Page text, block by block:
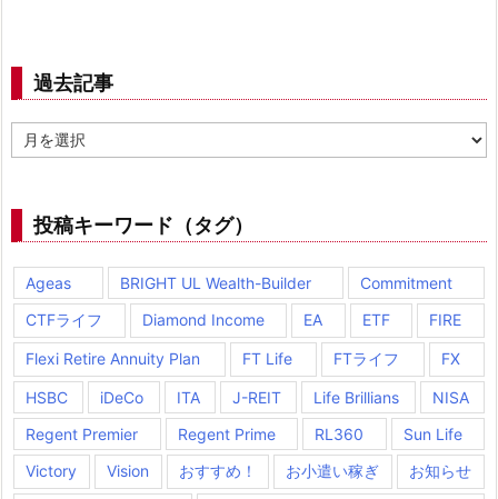
過去記事
去
投稿キーワード（タグ）
Ageas BRIGHT UL Wealth-Builder
Commitment
CTFライフ
Diamond Income EA ETF FIRE
Flexi Retire Annuity Plan FT Life FTライフ FX
HSBC iDeCo ITA J-REIT Life Brillians
NISA
Regent Premier
Regent Prime RL360
Sun Life
Victory
Vision おすすめ！ お小遣い稼ぎ お知らせ